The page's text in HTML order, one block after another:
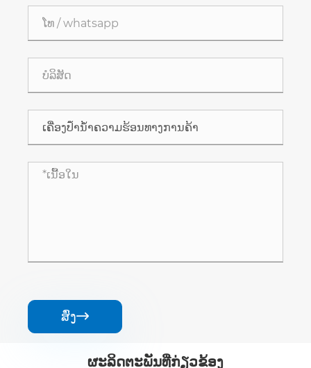
ສົ່ງ
ຜະ​ລິດ​ຕະ​ພັນ​ທີ່​ກ່ຽວ​ຂ້ອງ